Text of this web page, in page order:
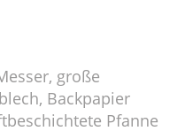
große
Backpapier
Pfanne